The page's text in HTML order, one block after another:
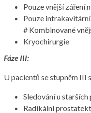
Pouze vnější záření
Pouze
# Kombinované
Kryochirurgie
Fáze III:
U pacientů se stupněm III
Sledování u
Radikální